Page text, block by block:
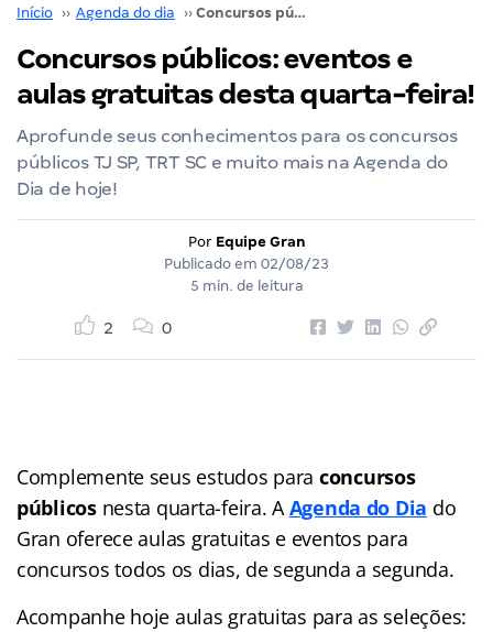
Início ›› Agenda do dia ›› Concursos públicos: eventos e aulas gratuitas desta quarta-feira!
Concursos públicos: eventos e
aulas gratuitas desta quarta-feira!
Aprofunde seus conhecimentos para os concursos
públicos TJ SP, TRT SC e muito mais na Agenda do
Dia de hoje!
Por Equipe Gran
Publicado em 02/08/23
5 min. de leitura
2 0
Complemente seus estudos para concursos
públicosnesta quarta-feira. AAgenda do Dia do
Gran oferece aulas gratuitas e eventos para
concursos todos os dias, de segunda a segunda.
Acompanhe hoje aulas gratuitas para as seleções: